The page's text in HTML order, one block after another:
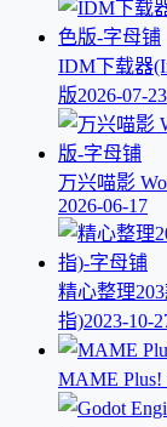
IDM下载器
版2026-07-23
万兴喵影
2026-06-17
精心整理
指)2023-10-
MAME Plus!